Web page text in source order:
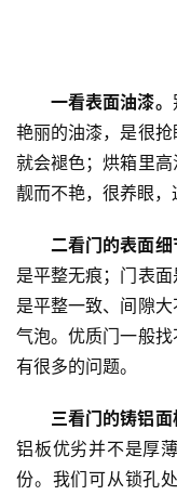
一看表面油漆。
艳丽的油漆，是很
就会褪色；烘箱里高
靓而不艳，很养眼，
二看门的表面细
是平整无痕；门表
是平整一致、间隙
气泡。优质门一般
有很多的问题。
三看门的铸铝面
铝板优劣并不是厚
份。我们可从锁孔